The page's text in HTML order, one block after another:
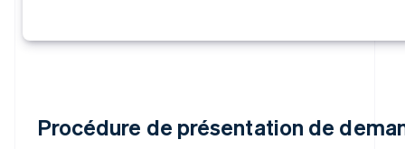
Procédure de présentation de